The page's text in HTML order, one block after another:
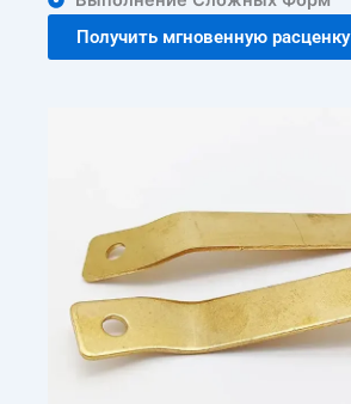
Получить мгновенную расценку